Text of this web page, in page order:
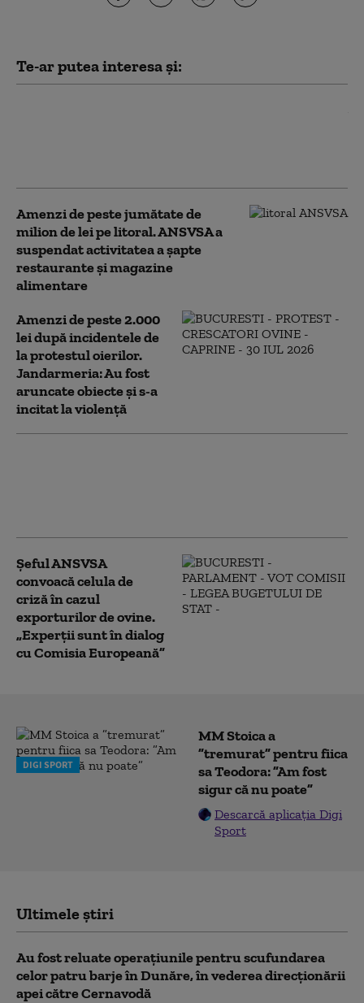
Te-ar putea interesa și:
Amenzi de peste jumătate de
milion de lei pe litoral. ANSVSA a
suspendat activitatea a șapte
restaurante și magazine
alimentare
Amenzi de peste 2.000
lei după incidentele de
la protestul oierilor.
Jandarmeria: Au fost
aruncate obiecte și s-a
incitat la violență
Șeful ANSVSA
convoacă celula de
criză în cazul
exporturilor de ovine.
„Experții sunt în dialog
cu Comisia Europeană”
DIGI SPORT
MM Stoica a
”tremurat” pentru fiica
sa Teodora: ”Am fost
sigur că nu poate”
Descarcă aplicația Digi
Sport
Ultimele știri
Au fost reluate operațiunile pentru scufundarea
celor patru barje în Dunăre, în vederea direcționării
apei către Cernavodă